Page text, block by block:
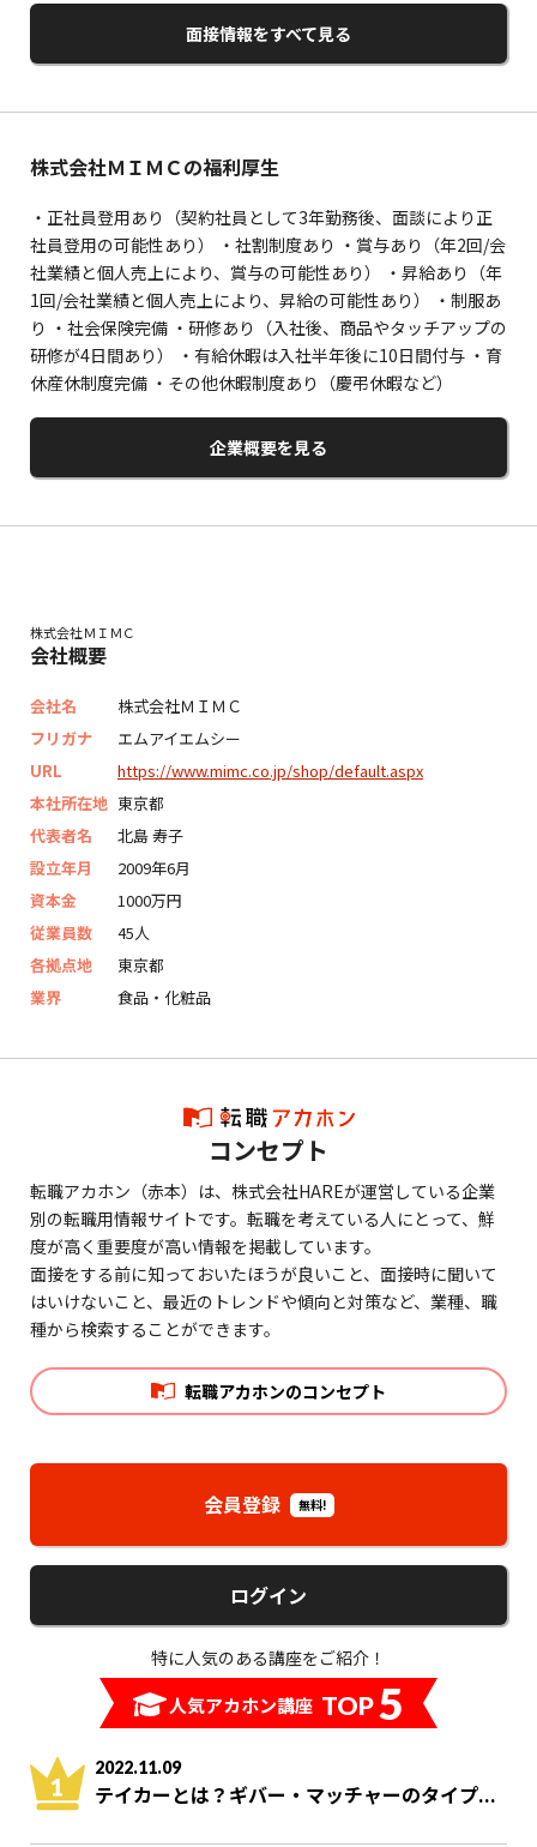
面接情報をすべて見る
株式会社ＭＩＭＣの福利厚生
・正社員登用あり（契約社員として3年勤務後、面談により正
社員登用の可能性あり） ・社割制度あり ・賞与あり（年2回/会
社業績と個人売上により、賞与の可能性あり） ・昇給あり（年
1回/会社業績と個人売上により、昇給の可能性あり） ・制服あ
り ・社会保険完備 ・研修あり（入社後、商品やタッチアップの
研修が4日間あり） ・有給休暇は入社半年後に10日間付与 ・育
休産休制度完備 ・その他休暇制度あり（慶弔休暇など）
企業概要を見る
株式会社ＭＩＭＣ
会社概要
会社名
株式会社ＭＩＭＣ
フリガナ
エムアイエムシー
URL
https://www.mimc.co.jp/shop/default.aspx
本社所在地 東京都
代表者名
北島 寿子
設立年月
2009年6月
資本金
1000万円
従業員数
45人
各拠点地
東京都
業界
食品・化粧品
コンセプト
転職アカホン（赤本）は、株式会社HAREが運営している企業
別の転職用情報サイトです。転職を考えている人にとって、鮮
度が高く重要度が高い情報を掲載しています。
面接をする前に知っておいたほうが良いこと、面接時に聞いて
はいけないこと、最近のトレンドや傾向と対策など、業種、職
種から検索することができます。
転職アカホンのコンセプト
会員登録 無料!
ログイン
特に人気のある講座をご紹介！
人気アカホン講座 TOP5
2022.11.09
テイカーとは？ギバー・マッチャーのタイプ...